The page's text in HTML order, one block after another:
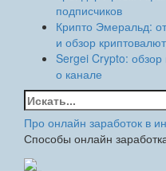
подписчиков
Крипто Эмеральд:
и обзор
Sergei Crypto: обзор
о канале
Найти:
Про онлайн заработок в
Способы онлайн